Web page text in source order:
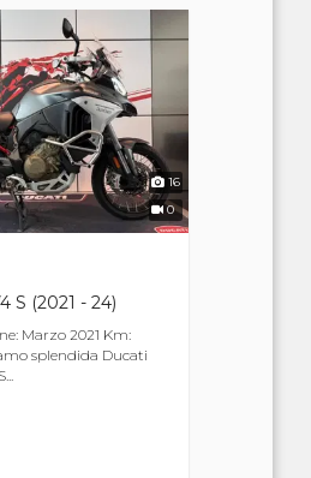
16
0
S (2021 - 24)
Marzo 2021 Km:
splendida Ducati